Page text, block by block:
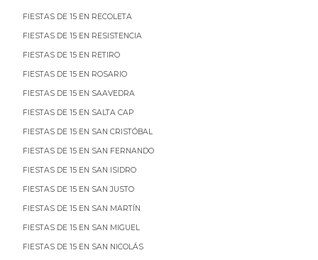
FIESTAS DE 15 EN RECOLETA
FIESTAS DE 15 EN RESISTENCIA
FIESTAS DE 15 EN RETIRO
FIESTAS DE 15 EN ROSARIO
FIESTAS DE 15 EN SAAVEDRA
FIESTAS DE 15 EN SALTA CAP
FIESTAS DE 15 EN SAN CRISTÓBAL
FIESTAS DE 15 EN SAN FERNANDO
FIESTAS DE 15 EN SAN ISIDRO
FIESTAS DE 15 EN SAN JUSTO
FIESTAS DE 15 EN SAN MARTÍN
FIESTAS DE 15 EN SAN MIGUEL
FIESTAS DE 15 EN SAN NICOLÁS